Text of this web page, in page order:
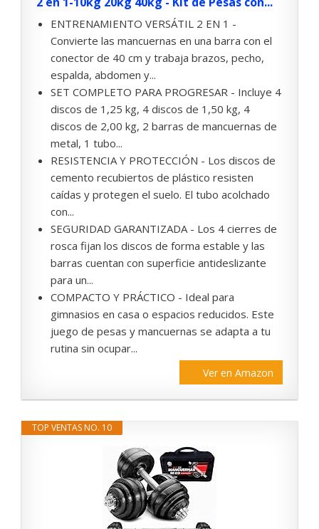
ENTRENAMIENTO VERSÁTIL 2 EN 1 -
Convierte las mancuernas en una barra con el
conector de 40 cm y trabaja brazos, pecho,
espalda, abdomen y...
SET COMPLETO PARA PROGRESAR - Incluye 4
discos de 1,25 kg, 4 discos de 1,50 kg, 4
discos de 2,00 kg, 2 barras de mancuernas de
metal, 1 tubo...
RESISTENCIA Y PROTECCIÓN - Los discos de
cemento recubiertos de plástico resisten
caídas y protegen el suelo. El tubo acolchado
con...
SEGURIDAD GARANTIZADA - Los 4 cierres de
rosca fijan los discos de forma estable y las
barras cuentan con superficie antideslizante
para un...
COMPACTO Y PRÁCTICO - Ideal para
gimnasios en casa o espacios reducidos. Este
juego de pesas y mancuernas se adapta a tu
rutina sin ocupar...
Ver en Amazon
TOP VENTAS NO. 10